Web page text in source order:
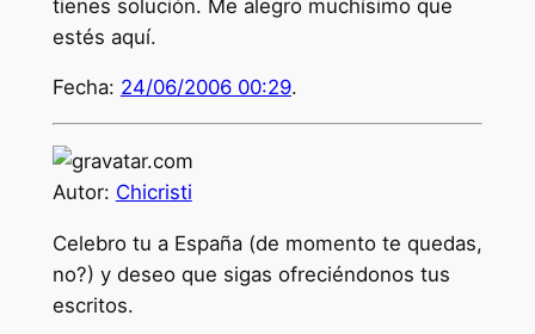
tienes solución. Me alegro muchísimo que
estés aquí.
Fecha: 24/06/2006 00:29.
Autor: Chicristi
Celebro tu a España (de momento te quedas,
no?) y deseo que sigas ofreciéndonos tus
escritos.